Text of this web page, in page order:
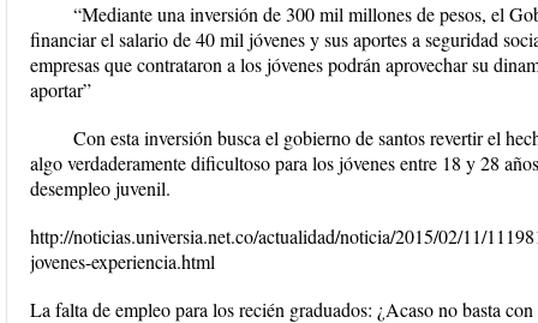
“Mediante una inversión de 300 mil millones de pesos, el
financiar el salario de 40 mil jóvenes y sus aportes a seguridad
empresas que contrataron a los jóvenes podrán aprovechar su
aportar”
Con esta inversión busca el gobierno de santos revertir el
algo verdaderamente dificultoso para los jóvenes entre 18 y 28
desempleo juvenil.
http://noticias.universia.net.co/actualidad/noticia/2015/02/11/
jovenes-experiencia.html
La falta de empleo para los recién graduados: ¿Acaso no basta con